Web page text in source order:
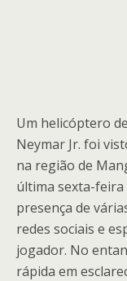
Um helicóptero
Neymar Jr. foi
na região de
última sexta-feira
presença de
redes sociais e
jogador. No
rápida em